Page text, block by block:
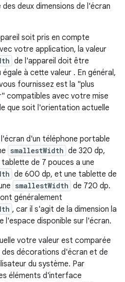
deux dimensions de l'écran
soit pris en compte
votre application, la valeur
de l'appareil doit être
égale à cette valeur . En général,
fournissez est la "plus
compatibles avec votre mise
que soit l'orientation actuelle
d'un téléphone portable
smallestWidth de 320 dp,
de 7 pouces a une
de 600 dp, et une tablette de
smallestWidth de 720 dp.
généralement
, car il s'agit de la dimension la
l'espace disponible sur l'écran.
votre valeur est comparée
décorations d'écran et de
du système. Par
éléments d'interface